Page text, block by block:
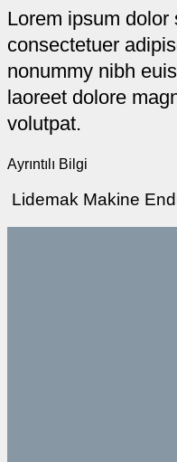
Lorem ipsum dolor
consectetuer
nonummy nibh
laoreet dolore
volutpat.
Ayrıntılı Bilgi
Lidemak Makine